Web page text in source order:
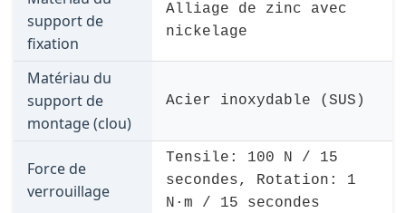
support de
fixation
Alliage de zinc avec
nickelage
Matériau du
support de
montage (clou)
Acier inoxydable (SUS)
Force de
verrouillage
Tensile: 100 N / 15
secondes, Rotation: 1
N·m / 15 secondes